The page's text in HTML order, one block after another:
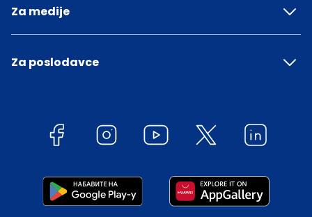
Za medije
Za poslodavce